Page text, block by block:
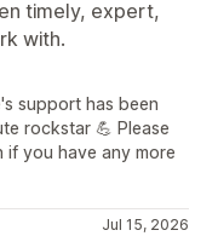
timely, expert,
with.
support has been
rockstar 💪 Please
you have any more
Jul 15, 2026